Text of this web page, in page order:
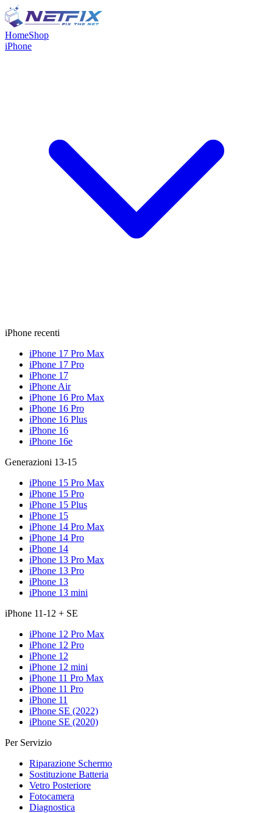
HomeShop
iPhone
iPhone recenti
iPhone 17 Pro Max
iPhone 17 Pro
iPhone 17
iPhone Air
iPhone 16 Pro Max
iPhone 16 Pro
iPhone 16 Plus
iPhone 16
iPhone 16e
Generazioni 13-15
iPhone 15 Pro Max
iPhone 15 Pro
iPhone 15 Plus
iPhone 15
iPhone 14 Pro Max
iPhone 14 Pro
iPhone 14
iPhone 13 Pro Max
iPhone 13 Pro
iPhone 13
iPhone 13 mini
iPhone 11-12 + SE
iPhone 12 Pro Max
iPhone 12 Pro
iPhone 12
iPhone 12 mini
iPhone 11 Pro Max
iPhone 11 Pro
iPhone 11
iPhone SE (2022)
iPhone SE (2020)
Per Servizio
Riparazione Schermo
Sostituzione Batteria
Vetro Posteriore
Fotocamera
Diagnostica